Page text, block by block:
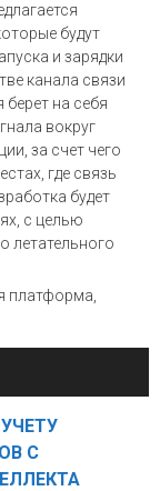
будут
и зарядки
канала связи
на себя
вокруг
за счет чего
где связь
будет
с целью
летательного
платформа,
С